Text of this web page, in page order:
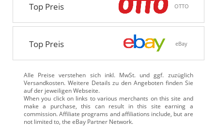
Top Preis OTTO
Top Preis eBay
Alle Preise verstehen sich inkl. MwSt. und ggf. zuzüglich
Versandkosten. Weitere Details zu den Angeboten finden Sie
auf der jeweiligen Webseite.